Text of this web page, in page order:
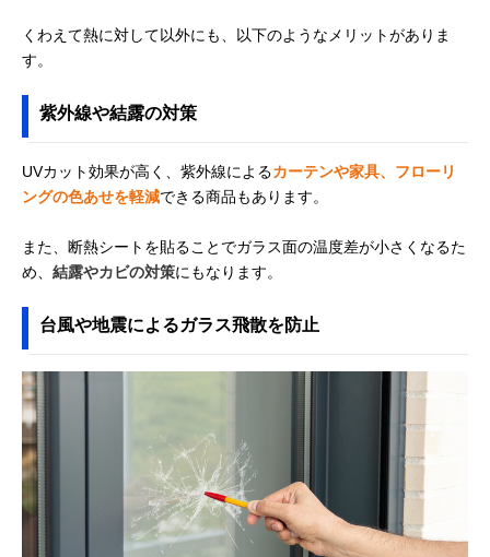
くわえて熱に対して以外にも、以下のようなメリットがありま
す。
紫外線や結露の対策
UVカット効果が高く、紫外線によるカーテンや家具、フローリ
ングの色あせを軽減できる商品もあります。
また、断熱シートを貼ることでガラス面の温度差が小さくなるた
め、 結露やカビの対策にもなります。
台風や地震によるガラス飛散を防止